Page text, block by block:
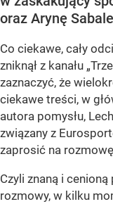
oraz Arynę
Co ciekawe, cały
zniknął z kanału
zaznaczyć, że
ciekawe treści, w
autora pomysłu,
związany z
zaprosić na rozmowę
Czyli znaną i
rozmowy, w kilku